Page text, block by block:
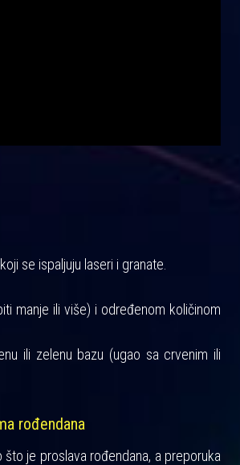
se ispaljuju laseri i granate.
manje ili više) i određenom količinom
ili zelenu bazu (ugao sa crvenim ili
rođendana
je proslava rođendana, a preporuka